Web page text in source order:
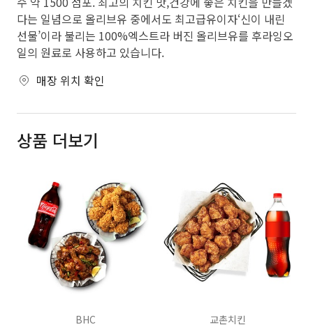
다는 일념으로 올리브유 중에서도 최고급유이자‘신이 내린
선물’이라 불리는 100%엑스트라 버진 올리브유를 후라잉오
일의 원료로 사용하고 있습니다.
매장 위치 확인
상품 더보기
BHC 교촌치킨